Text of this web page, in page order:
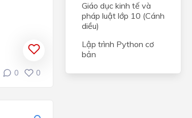
0 0
Giáo dục kinh tế và
pháp luật lớp 10 (Cánh
diều)
Lập trình Python cơ
bản